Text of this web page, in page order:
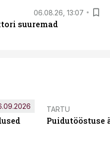
06.08.26, 13:07
suuremad
TARTU
Puidutööstuse